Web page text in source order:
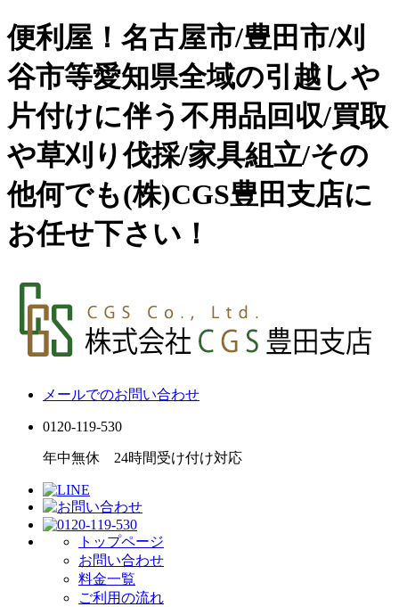
便利屋！名古屋市/豊田市/刈
谷市等愛知県全域の引越しや
片付けに伴う不用品回収/買取
や草刈り伐採/家具組立/その
他何でも(株)CGS豊田支店に
お任せ下さい！
メールでのお問い合わせ
0120-119-530
年中無休 24時間受け付け対応
トップページ
お問い合わせ
料金一覧
ご利用の流れ